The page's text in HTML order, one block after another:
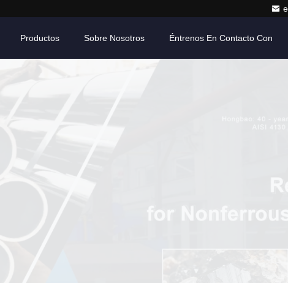
Productos Sobre Nosotros Éntrenos En Contacto Con